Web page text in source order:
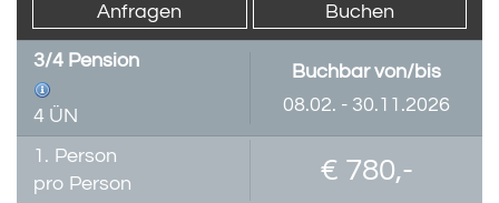
Anfragen
Buchen
3/4 Pension
4 ÜN
Buchbar von/bis
08.02. - 30.11.2026
1. Person
pro Person
€ 780,-